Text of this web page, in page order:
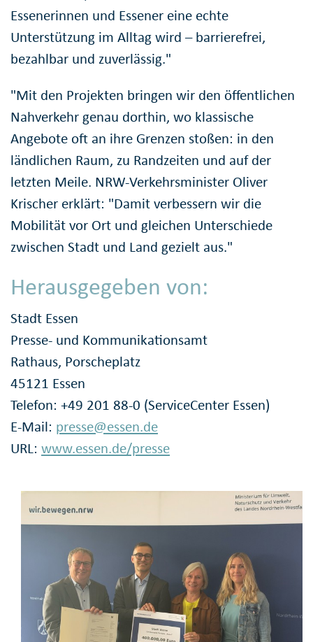
Essenerinnen und Essener eine echte
Unterstützung im Alltag wird – barrierefrei,
bezahlbar und zuverlässig."
"Mit den Projekten bringen wir den öffentlichen
Nahverkehr genau dorthin, wo klassische
Angebote oft an ihre Grenzen stoßen: in den
ländlichen Raum, zu Randzeiten und auf der
letzten Meile. NRW-Verkehrsminister Oliver
Krischer erklärt: "Damit verbessern wir die
Mobilität vor Ort und gleichen Unterschiede
zwischen Stadt und Land gezielt aus."
Herausgegeben von:
Stadt Essen
Presse- und Kommunikationsamt
Rathaus, Porscheplatz
45121 Essen
Telefon: +49 201 88-0 (ServiceCenter Essen)
E-Mail: presse@essen.de
URL: www.essen.de/presse